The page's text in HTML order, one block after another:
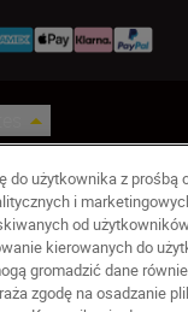
się z nami
do użytkownika z
i
od
kierowanych do
gromadzić dane
zgodę na osadzanie